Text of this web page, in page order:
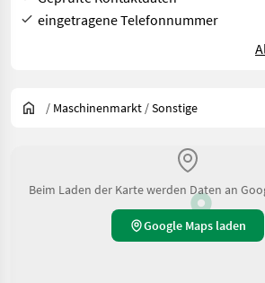
eingetragene Telefonnummer
/ Maschinenmarkt /Sonstige
Beim Laden der Karte werden Daten an
Google Maps laden